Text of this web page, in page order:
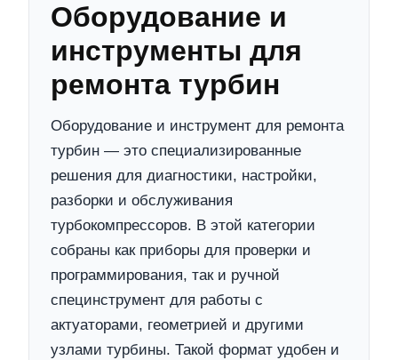
Оборудование и
инструменты для
ремонта турбин
Оборудование и инструмент для ремонта
турбин — это специализированные
решения для диагностики, настройки,
разборки и обслуживания
турбокомпрессоров. В этой категории
собраны как приборы для проверки и
программирования, так и ручной
специнструмент для работы с
актуаторами, геометрией и другими
узлами турбины. Такой формат удобен и